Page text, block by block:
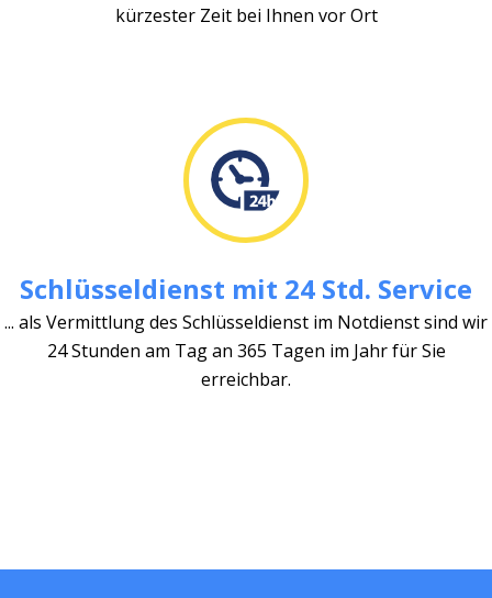
kürzester Zeit bei Ihnen vor Ort
Schlüsseldienst mit 24 Std. Service
... als Vermittlung des Schlüsseldienst im Notdienst sind wir
24 Stunden am Tag an 365 Tagen im Jahr für Sie
erreichbar.